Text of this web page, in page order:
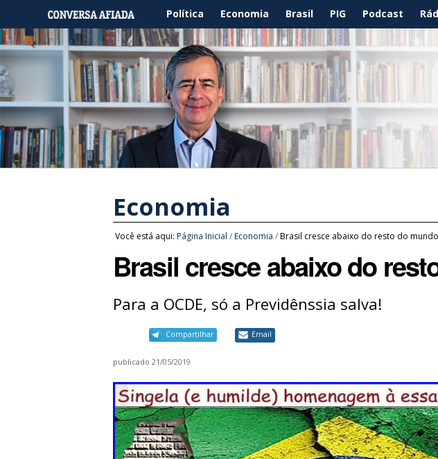
Política Economia Brasil PIG Podcast
Economia
Você está aqui: Página Inicial / Economia /Brasil cresce abaixo do resto do
Brasil cresce abaixo do
Para a OCDE, só a Previdênssia salva!
Compartilhar Email
publicado 21/05/2019